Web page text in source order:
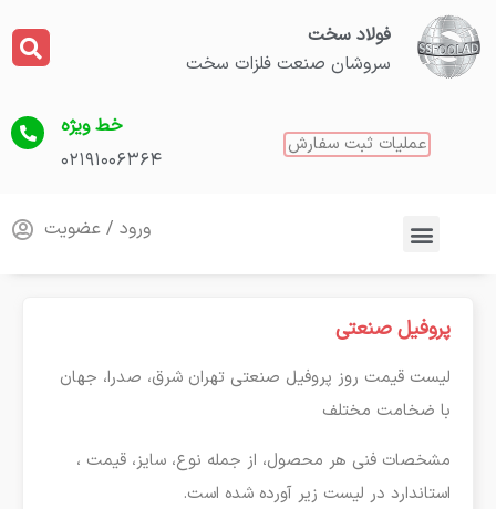
فولاد سخت
سروشان صنعت فلزات سخت
عملیات ثبت سفارش
خط ویژه
۰۲۱۹۱۰۰۶۳۶۴
ورود / عضویت
پروفیل صنعتی
لیست قیمت روز پروفیل صنعتی تهران شرق، صدرا، جهان
با ضخامت مختلف
مشخصات فنی هر محصول، از جمله نوع، سایز، قیمت ،
استاندارد در لیست زیر آورده شده است.